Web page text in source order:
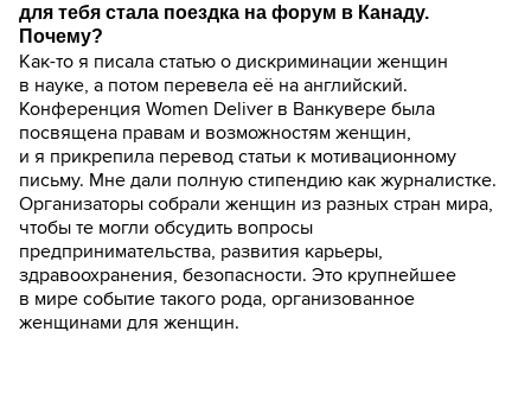
для тебя стала поездка на форум в Канаду.
Почему?
Как-то я писала статью о дискриминации женщин
в науке, а потом перевела её на английский.
Конференция Women Deliver в Ванкувере была
посвящена правам и возможностям женщин,
и я прикрепила перевод статьи к мотивационному
письму. Мне дали полную стипендию как журналистке.
Организаторы собрали женщин из разных стран мира,
чтобы те могли обсудить вопросы
предпринимательства, развития карьеры,
здравоохранения, безопасности. Это крупнейшее
в мире событие такого рода, организованное
женщинами для женщин.